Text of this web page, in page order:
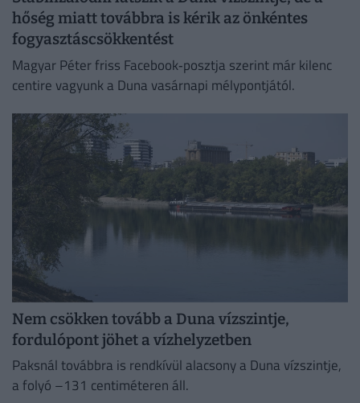
hőség miatt továbbra is kérik az önkéntes
fogyasztáscsökkentést
Magyar Péter friss Facebook‑posztja szerint már kilenc
centire vagyunk a Duna vasárnapi mélypontjától.
Nem csökken tovább a Duna vízszintje,
fordulópont jöhet a vízhelyzetben
Paksnál továbbra is rendkívül alacsony a Duna vízszintje,
a folyó –131 centiméteren áll.